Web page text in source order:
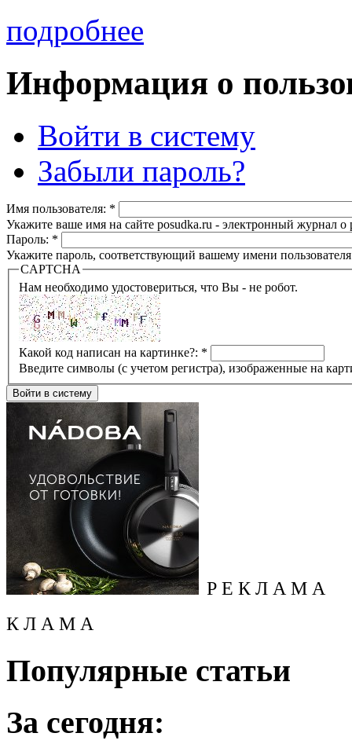
подробнее
Информация о
Войти в систему
Забыли пароль?
Имя пользователя: *
Укажите ваше имя на сайте posudka.ru - электронный журнал
Пароль: *
Укажите пароль, соответствующий вашему имени
CAPTCHA
Нам необходимо удостовериться, что Вы - не робот.
Какой код написан на картинке?: *
Введите символы (с учетом регистра), изображенные на
Р Е К Л А М А
К Л А М А
Популярные статьи
За сегодня: